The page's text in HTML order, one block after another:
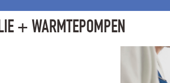
+ WARMTEPOMPEN